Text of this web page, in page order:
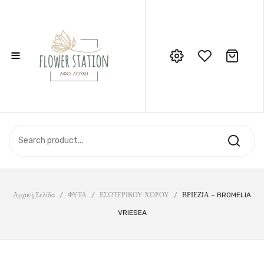
≡
ΕΠΙΚΟΙΝΩΝΊΑ
Αρχική Σελίδα / ΦΥΤΑ / ΕΣΩΤΕΡΙΚΟΥ ΧΩΡΟΥ / ΒΡΙΕΖΙΑ – BROMELIA
VRIESEA